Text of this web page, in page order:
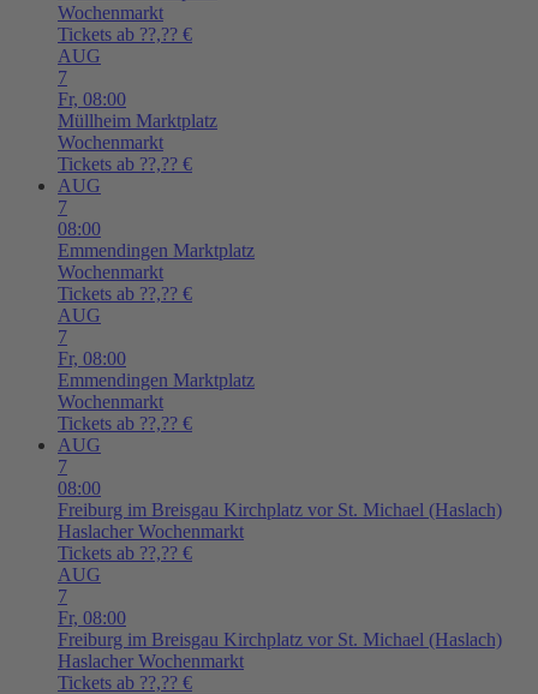
Wochenmarkt
Tickets ab ??,?? €
AUG
7
Fr, 08:00
Müllheim Marktplatz
Wochenmarkt
Tickets ab ??,?? €
AUG
7
08:00
Emmendingen Marktplatz
Wochenmarkt
Tickets ab ??,?? €
AUG
7
Fr, 08:00
Emmendingen Marktplatz
Wochenmarkt
Tickets ab ??,?? €
AUG
7
08:00
Freiburg im Breisgau Kirchplatz vor St. Michael (Haslach)
Haslacher Wochenmarkt
Tickets ab ??,?? €
AUG
7
Fr, 08:00
Freiburg im Breisgau Kirchplatz vor St. Michael (Haslach)
Haslacher Wochenmarkt
Tickets ab ??,?? €